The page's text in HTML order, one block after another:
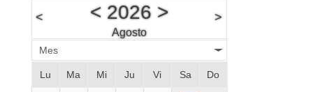
< < 2026>
Agosto
>
Mes
Lu Ma Mi Ju Vi Sa Do